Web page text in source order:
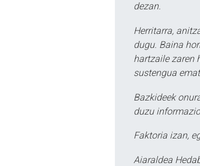
dezan.
Herritarra,
dugu. Baina
hartzaile zaren
sustengua
Bazkideek
duzu
Faktoria izan,
Aiaraldea